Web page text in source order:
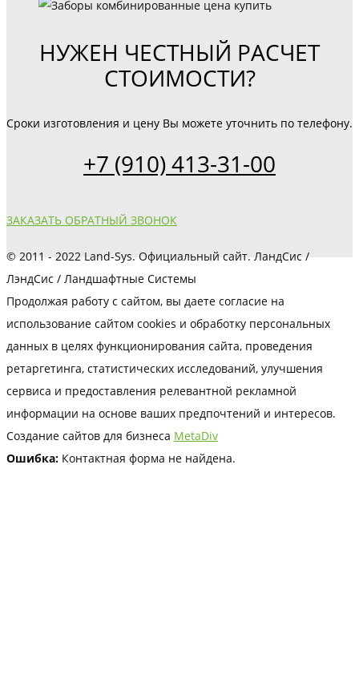
НУЖЕН ЧЕСТНЫЙ РАСЧЕТ
СТОИМОСТИ?
Сроки изготовления и цену Вы можете уточнить по телефону.
+7 (910) 413-31-00
ЗАКАЗАТЬ ОБРАТНЫЙ ЗВОНОК
© 2011 - 2022 Land-Sys. Официальный сайт. ЛандСис /
ЛэндСис / Ландшафтные Системы
Продолжая работу с сайтом, вы даете согласие на
использование сайтом cookies и обработку персональных
данных в целях функционирования сайта, проведения
ретаргетинга, статистических исследований, улучшения
сервиса и предоставления релевантной рекламной
информации на основе ваших предпочтений и интересов.
Создание сайтов для бизнеса MetaDiv
Ошибка: Контактная форма не найдена.